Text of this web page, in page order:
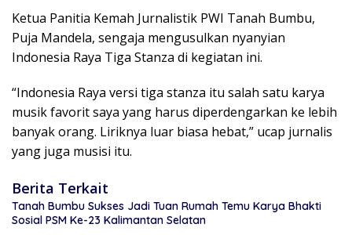
Ketua Panitia Kemah Jurnalistik PWI Tanah Bumbu,
Puja Mandela, sengaja mengusulkan nyanyian
Indonesia Raya Tiga Stanza di kegiatan ini.
“Indonesia Raya versi tiga stanza itu salah satu karya
musik favorit saya yang harus diperdengarkan ke lebih
banyak orang. Liriknya luar biasa hebat,” ucap jurnalis
yang juga musisi itu.
Berita Terkait
Tanah Bumbu Sukses Jadi Tuan Rumah Temu Karya Bhakti
Sosial PSM Ke-23 Kalimantan Selatan